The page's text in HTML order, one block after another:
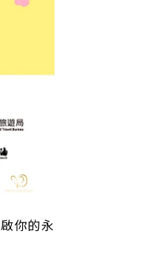
你的永